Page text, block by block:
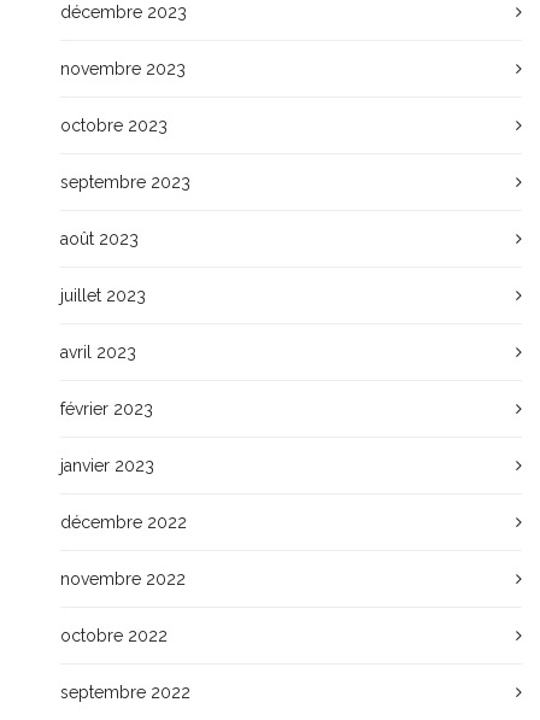
décembre 2023
novembre 2023
octobre 2023
septembre 2023
août 2023
juillet 2023
avril 2023
février 2023
janvier 2023
décembre 2022
novembre 2022
octobre 2022
septembre 2022